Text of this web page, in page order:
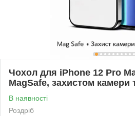
Чохол для iPhone 12 Pro
MagSafe, захистом камери
В наявності
Роздріб